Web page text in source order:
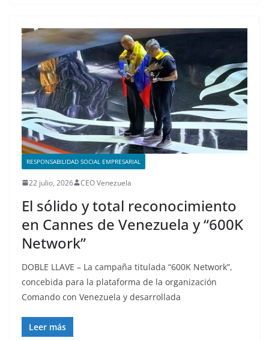
RESPONSABILIDAD SOCIAL EMPRESARIAL
22 julio, 2026 CEO Venezuela
El sólido y total reconocimiento
en Cannes de Venezuela y “600K
Network”
DOBLE LLAVE – La campaña titulada “600K Network”,
concebida para la plataforma de la organización
Comando con Venezuela y desarrollada
Leer más